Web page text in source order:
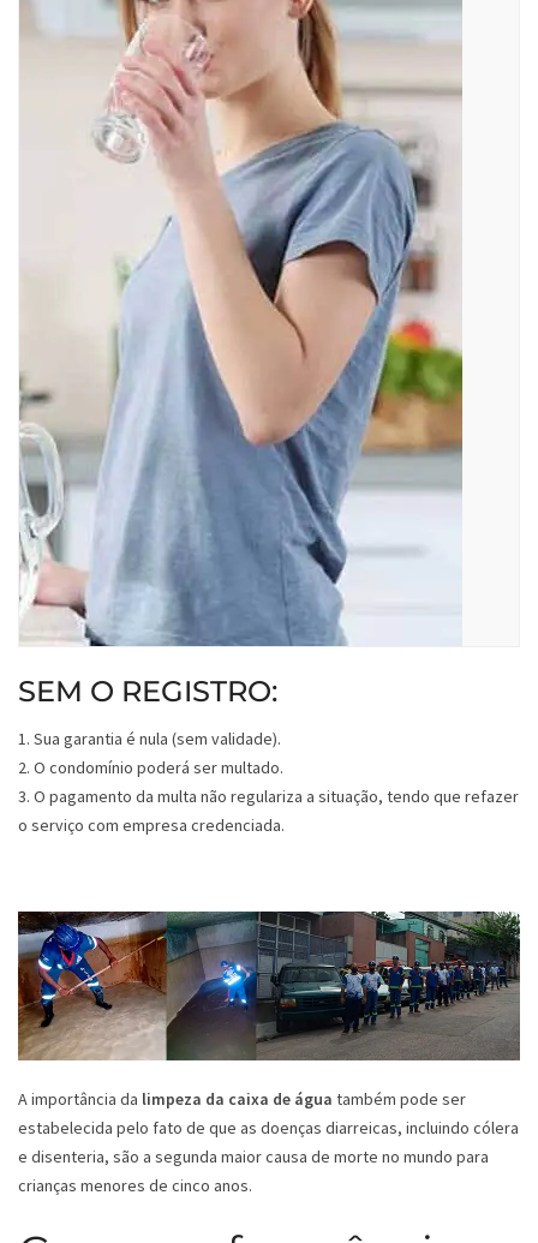
SEM O REGISTRO:
1. Sua garantia é nula (sem validade).
2. O condomínio poderá ser multado.
3. O pagamento da multa não regulariza a situação, tendo que refazer
o serviço com empresa credenciada.
A importância da limpeza da caixa de água também pode ser
estabelecida pelo fato de que as doenças diarreicas, incluindo cólera
e disenteria, são a segunda maior causa de morte no mundo para
crianças menores de cinco anos.